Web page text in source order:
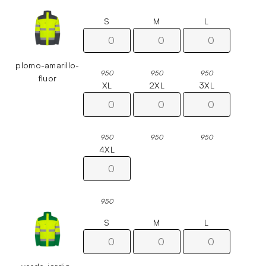
plomo-amarillo-
fluor
S
950
M
950
L
950
XL
950
2XL
950
3XL
950
4XL
950
S M L